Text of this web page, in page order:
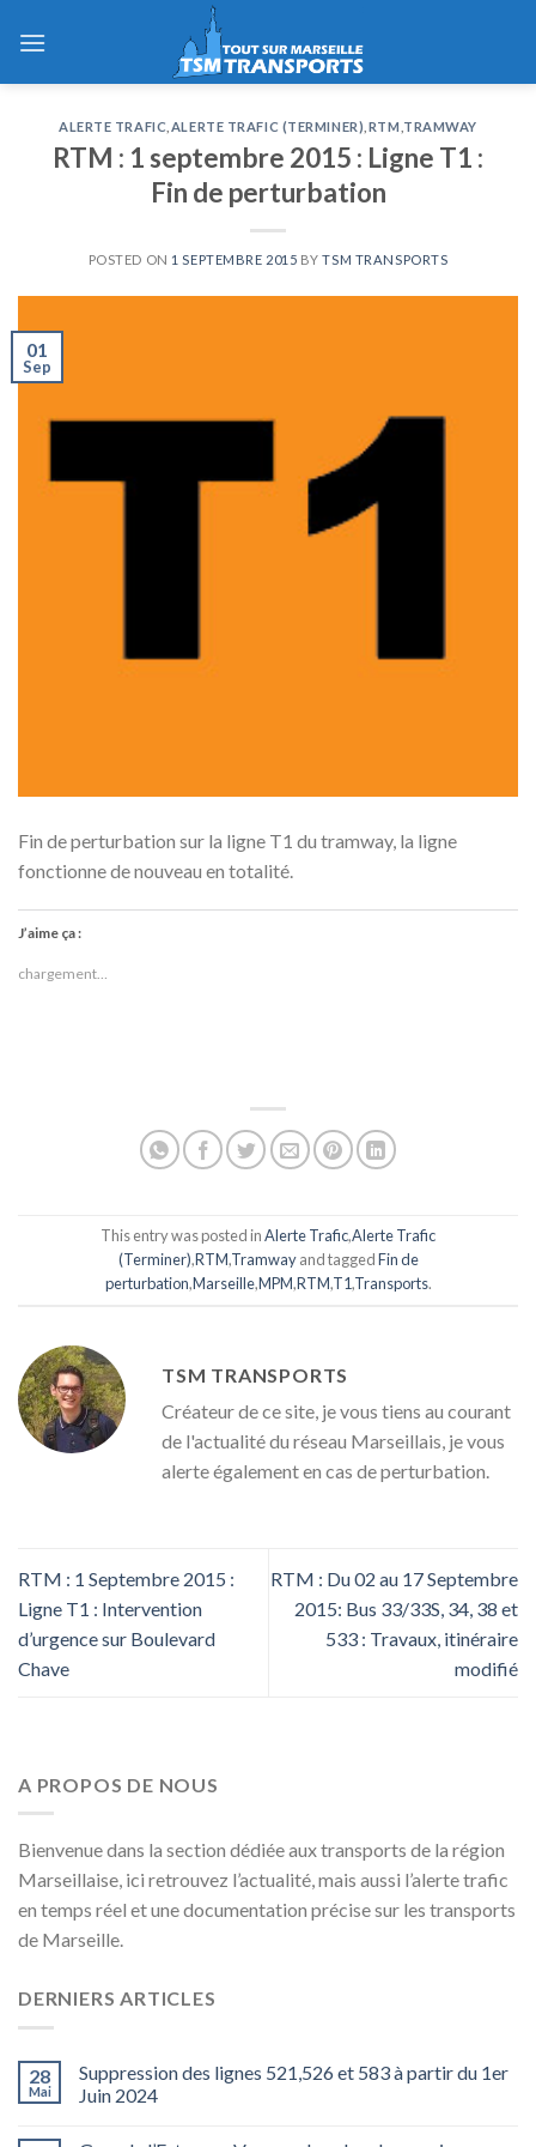
ALERTE TRAFIC ALERTE TRAFIC (TERMINER) RTM TRAMWAY
RTM : 1 septembre 2015 : Ligne T1 :
Fin de perturbation
POSTED ON 1 SEPTEMBRE 2015 BYTSM TRANSPORTS
01
Sep
Fin de perturbation sur la ligne T1 du tramway, la ligne
fonctionne de nouveau en totalité.
J’aime ça :
chargement…
This entry was posted inAlerte Trafic,Alerte Trafic
(Terminer),RTM,Tramwayand taggedFin de
perturbation,Marseille,MPM,RTM,T1,Transports.
TSM TRANSPORTS
Créateur de ce site, je vous tiens au courant
de l'actualité du réseau Marseillais, je vous
alerte également en cas de perturbation.
RTM : 1 Septembre 2015 :
Ligne T1 : Intervention
d’urgence sur Boulevard
Chave
RTM : Du 02 au 17 Septembre
2015: Bus 33/33S, 34, 38 et
533 : Travaux, itinéraire
modifié
A PROPOS DE NOUS
Bienvenue dans la section dédiée aux transports de la région
Marseillaise, ici retrouvez l’actualité, mais aussi l’alerte trafic
en temps réel et une documentation précise sur les transports
de Marseille.
DERNIERS ARTICLES
28
Mai
Suppression des lignes 521,526 et 583 à partir du 1er
Juin 2024